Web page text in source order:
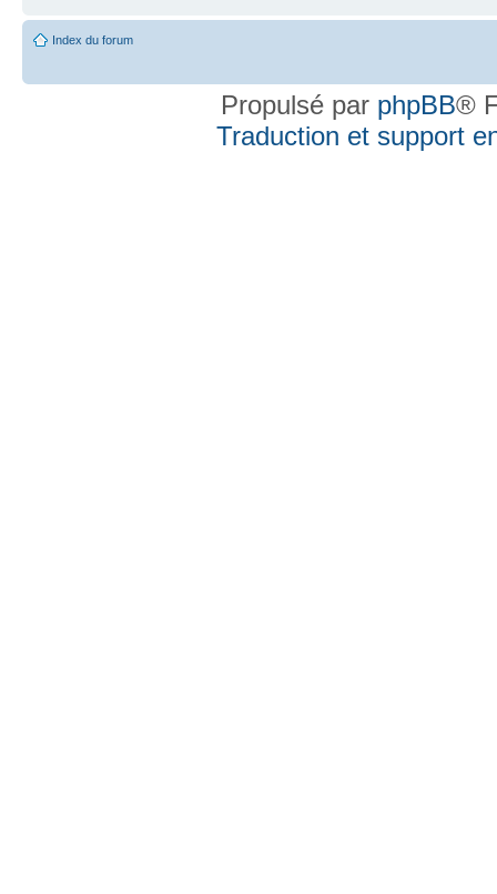
Index du forum
Propulsé par phpBB®
Traduction et support